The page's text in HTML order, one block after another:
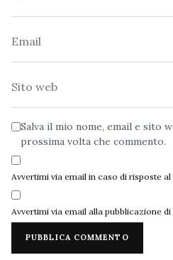
Salva il mio nome, email e sito
prossima volta che commento.
Avvertimi via email in caso di risposte
Avvertimi via email alla pubblicazione